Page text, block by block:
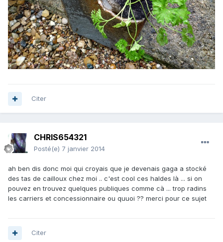
Citer
CHRIS654321
Posté(e) 7 janvier 2014
ah ben dis donc moi qui croyais que je devenais gaga a stocké
des tas de cailloux chez moi .. c'est cool ces haldes là ... si on
pouvez en trouvez quelques publiques comme cà ... trop radins
les carriers et concessionnaire ou quuoi ?? merci pour ce sujet
Citer